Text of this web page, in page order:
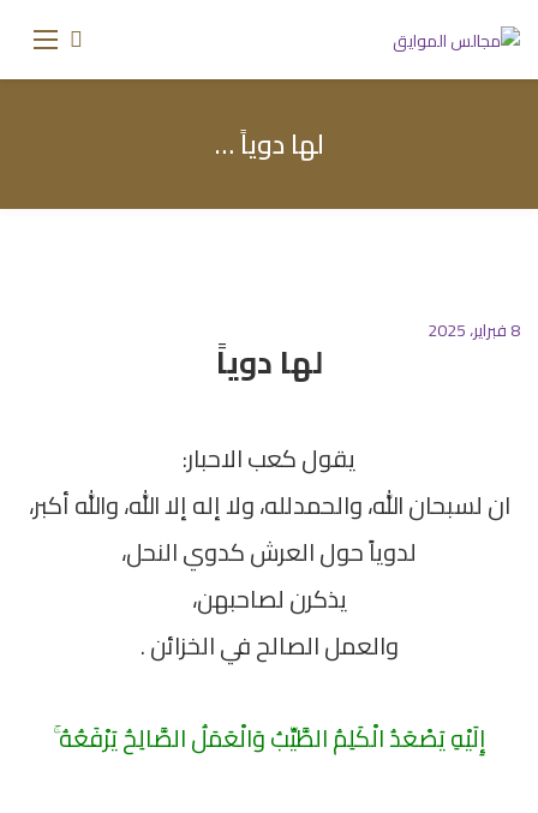
لها دوياً …
8 فبراير، 2025
لها دوياً
يقول كعب الاحبار:
ان لسبحان الله، والحمدلله، ولا إله إلا الله، والله أكبر،
لدوياً حول العرش كدوي النحل،
يذكرن لصاحبهن،
والعمل الصالح في الخزائن .
إِلَيْهِ يَصْعَدُ الْكَلِمُ الطَّيِّبُ وَالْعَمَلُ الصَّالِحُ يَرْفَعُهُ ۚ